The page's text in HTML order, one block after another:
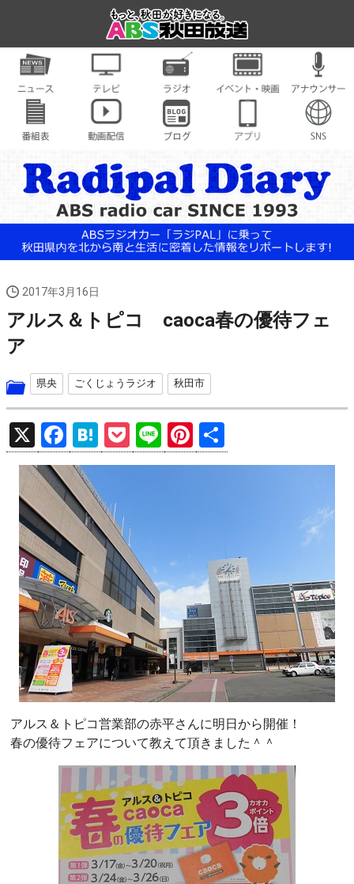
2017年3月16日
アルス＆トピコ caoca春の優待フェ
ア
県央 ごくじょうラジオ 秋田市
X
F
a
ce
b
o
o
k
H
at
e
n
a
P
o
Li
n
Pi
nt 有
アルス＆トピコ営業部の赤平さんに明日から開催！
春の優待フェアについて教えて頂きました＾＾